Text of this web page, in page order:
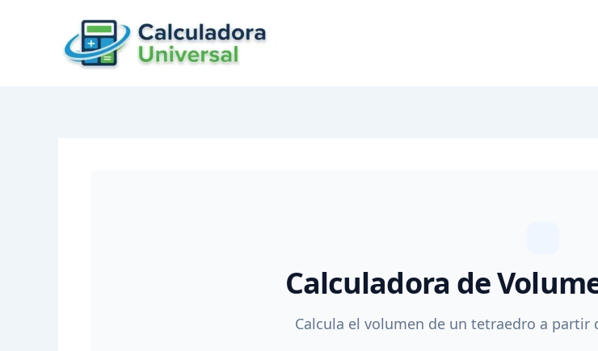
Calculadora de
Calcula el volumen de un tetraedro a partir